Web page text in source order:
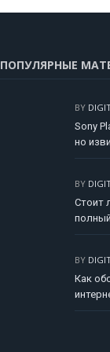
ПОПУЛЯРНЫЕ
BY
Sony
но
BY
Стоит
BY
Как